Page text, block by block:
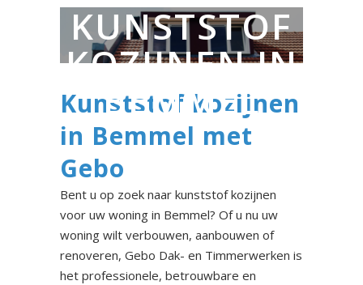
KUNSTSTOF
KOZIJNEN IN
BEMMEL
Kunststof kozijnen
in Bemmel met
Gebo
Bent u op zoek naar kunststof kozijnen
voor uw woning in Bemmel? Of u nu uw
woning wilt verbouwen, aanbouwen of
renoveren, Gebo Dak- en Timmerwerken is
het professionele, betrouwbare en